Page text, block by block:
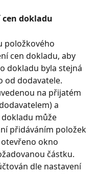
cen dokladu
položkového
cen dokladu, aby
dokladu byla stejná
od dodavatele.
na přijatém
a
může
přidáváním položek
okno
částku.
dle nastavení